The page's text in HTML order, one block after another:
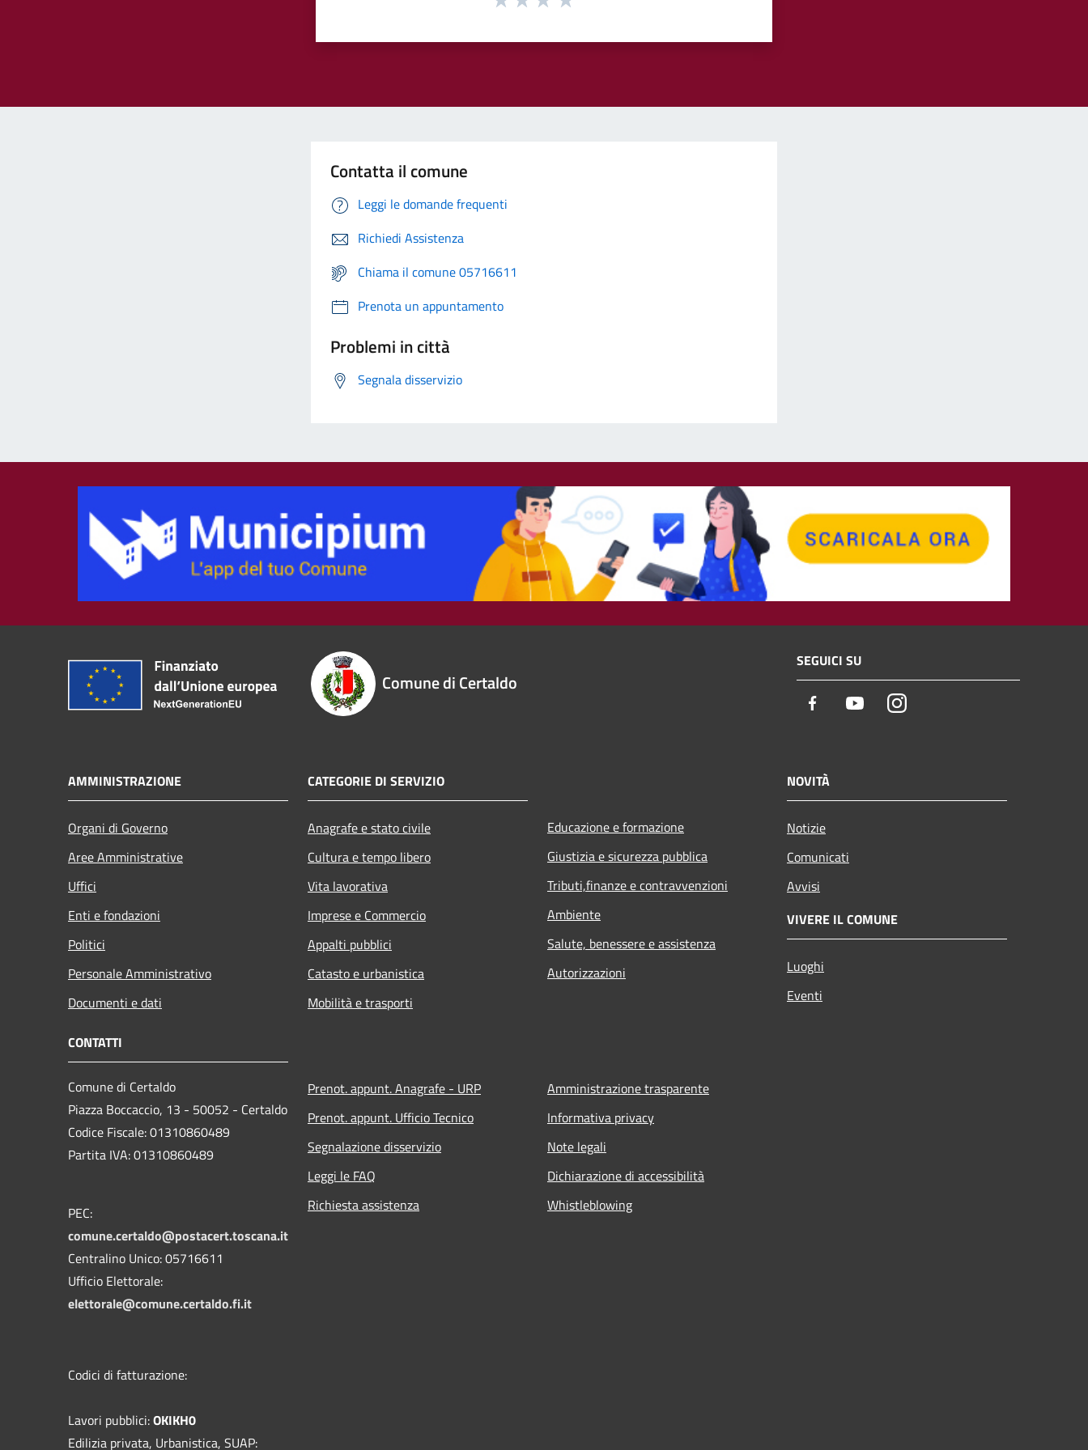
Contatta il comune
Leggi le domande frequenti
Richiedi Assistenza
Chiama il comune 05716611
Prenota un appuntamento
Problemi in città
Segnala disservizio
Comune di Certaldo
SEGUICI SU
Facebook YoutubeInstagram
AMMINISTRAZIONE
Organi di Governo
Aree Amministrative
Uffici
Enti e fondazioni
Politici
Personale Amministrativo
Documenti e dati
CATEGORIE DI SERVIZIO
Anagrafe e stato civile
Cultura e tempo libero
Vita lavorativa
Imprese e Commercio
Appalti pubblici
Catasto e urbanistica
Mobilità e trasporti
Educazione e formazione
Giustizia e sicurezza pubblica
Tributi,finanze e contravvenzioni
Ambiente
Salute, benessere e assistenza
Autorizzazioni
NOVITÀ
Notizie
Comunicati
Avvisi
VIVERE IL COMUNE
Luoghi
Eventi
CONTATTI
Comune di Certaldo
Piazza Boccaccio, 13 - 50052 - Certaldo
Codice Fiscale: 01310860489
Partita IVA: 01310860489
PEC:
comune.certaldo@postacert.toscana.it
Centralino Unico: 05716611
Ufficio Elettorale:
elettorale@comune.certaldo.fi.it
Codici di fatturazione:
Lavori pubblici:OKIKH0
Edilizia privata, Urbanistica, SUAP:
Prenot. appunt. Anagrafe - URP
Prenot. appunt. Ufficio Tecnico
Segnalazione disservizio
Leggi le FAQ
Richiesta assistenza
Amministrazione trasparente
Informativa privacy
Note legali
Dichiarazione di accessibilità
Whistleblowing